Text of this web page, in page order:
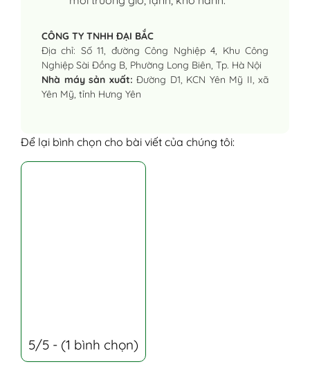
CÔNG TY TNHH ĐẠI BẮC
Địa chỉ: Số 11, đường Công Nghiệp 4, Khu Công
Nghiệp Sài Đồng B, Phường Long Biên, Tp. Hà Nội
Nhà máy sản xuất: Đường D1, KCN Yên Mỹ II, xã
Yên Mỹ, tỉnh Hưng Yên
Để lại bình chọn cho bài viết của chúng tôi:
5/5 - (1 bình chọn)